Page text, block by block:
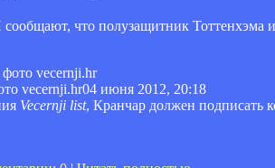
что полузащитник Тоттенхэма
vecernji.hr04 июня 2012, 20:18
Vecernji list, Кранчар должен подписать